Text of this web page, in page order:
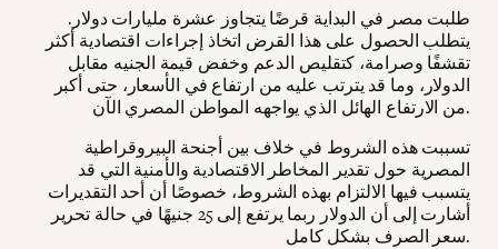
طلبت مصر في البداية قرضًا يتجاوز عشرة مليارات دولار.
يتطلب الحصول على هذا القرض اتخاذ إجراءات اقتصادية أكثر
تقشفًا وصرامة، كتقليص الدعم وخفض قيمة الجنيه مقابل
الدولار، وما قد يترتب عليه من ارتفاع في الأسعار، حتى أكبر
من الارتفاع الهائل الذي يواجهه المواطن المصري الآن.
تسببت هذه الشروط في خلاف بين أجنحة البيروقراطية
المصرية حول تقدير المخاطر الاقتصادية والأمنية التي قد
يتسبب فيها الالتزام بهذه الشروط، خصوصًا أن أحد التقديرات
أشارت إلى أن الدولار ربما يرتفع إلى 25 جنيهًا في حالة تحرير
سعر الصرف بشكل كامل.